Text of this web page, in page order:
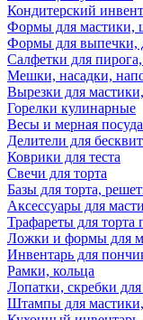
Кондитерский
Формы для мастики,
Формы для выпечки,
Салфетки для
Мешки, насадки,
Вырезки для
Горелки кулинарные
Весы и мерная посуда
Делители для
Коврики для теста
Свечи для торта
Базы для торта,
Аксессуары для
Трафареты для торта
Ложки и формы для
Инвентарь для
Рамки, кольца
Лопатки, скребки
Штампы для мастики,